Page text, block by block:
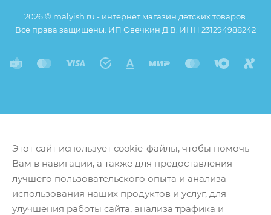
2026 © malyish.ru - интернет магазин детских товаров.
Все права защищены. ИП Овечкин Д.В. ИНН 231294988242
Этот сайт использует cookie-файлы, чтобы помочь
Вам в навигации, а также для предоставления
лучшего пользовательского опыта и анализа
использования наших продуктов и услуг, для
улучшения работы сайта, анализа трафика и